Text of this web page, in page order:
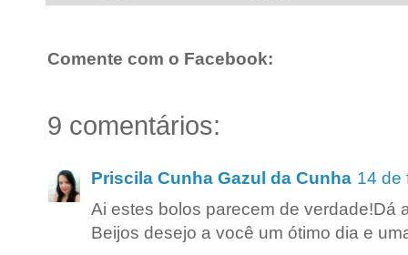
Comente com o Facebook:
9 comentários:
Priscila Cunha Gazul da Cunha 14 de
Ai estes bolos parecem de verdade!Dá
Beijos desejo a você um ótimo dia e